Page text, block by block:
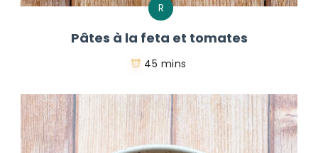
R
Pâtes à la feta et tomates
45 mins